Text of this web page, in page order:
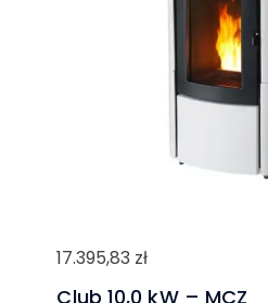
Club 10,0 kW – MCZ
17.395,83 zł